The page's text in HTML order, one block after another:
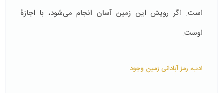
است. اگر رویش این زمین آسان انجام می‌شود، با اجازۀ
اوست.
ادب، رمز آبادانی زمین وجود